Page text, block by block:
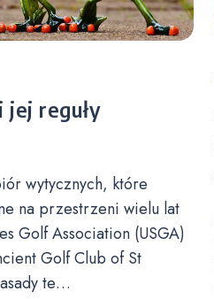
jej reguły
wytycznych, które
na przestrzeni wielu lat
Golf Association (USGA)
Golf Club of St
te…